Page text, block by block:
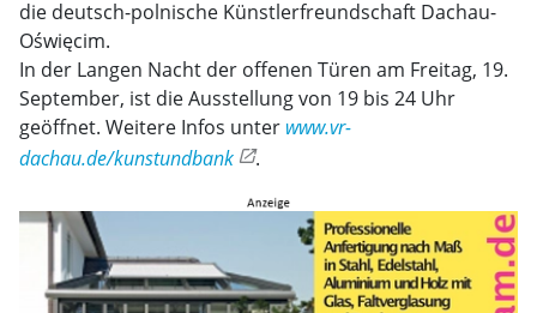
die deutsch-polnische Künstlerfreundschaft Dachau-
Oświęcim.
In der Langen Nacht der offenen Türen am Freitag, 19.
September, ist die Ausstellung von 19 bis 24 Uhr
geöffnet. Weitere Infos unter www.vr-
dachau.de/kunstundbank
.